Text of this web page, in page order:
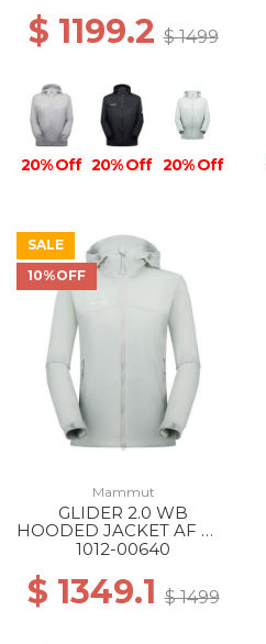
$ 1199.2$ 1499
20% Off 20% Off 20% Off
SALE
10%OFF
Mammut
GLIDER 2.0 WB
HOODED JACKET AF WS
1288 SILVER SAGE
1012-00640
$ 1349.1$ 1499